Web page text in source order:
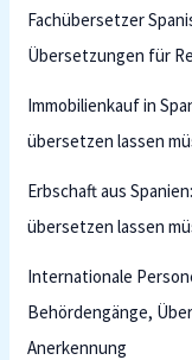
Fachübersetzer
Übersetzungen für
Immobilienkauf in
übersetzen lassen
Erbschaft aus
übersetzen lassen
Internationale
Behördengänge,
Anerkennung